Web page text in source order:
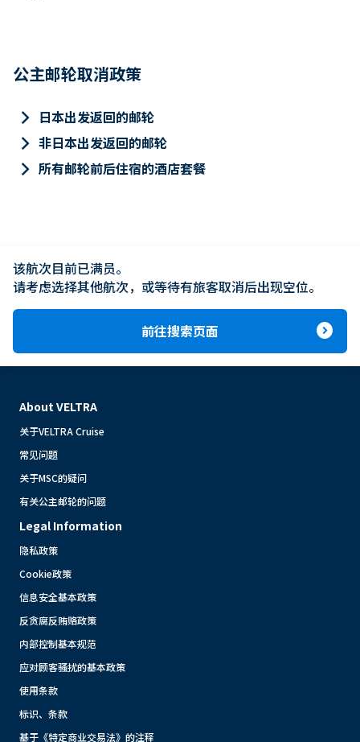
公主邮轮取消政策
keyboard_arrow_right 日本出发返回的邮轮
keyboard_arrow_right 非日本出发返回的邮轮
keyboard_arrow_right 所有邮轮前后住宿的酒店套餐
该航次目前已满员。
请考虑选择其他航次，或等待有旅客取消后出现空位。
前往搜索页面 expand_circle_right
About VELTRA
关于VELTRA Cruise
常见问题
关于MSC的疑问
有关公主邮轮的问题
Legal Information
隐私政策
Cookie政策
信息安全基本政策
反贪腐反贿赂政策
内部控制基本规范
应对顾客骚扰的基本政策
使用条款
标识、条款
基于《特定商业交易法》的注释